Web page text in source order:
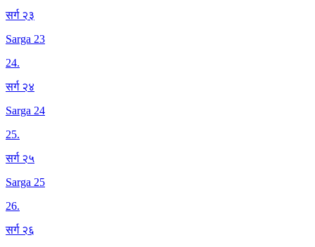
सर्ग २३
Sarga 23
24.
सर्ग २४
Sarga 24
25.
सर्ग २५
Sarga 25
26.
सर्ग २६